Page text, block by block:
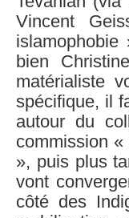
Vincent
bien
matérialiste
spécifique, il
autour du
commission «
», puis plus
vont
côté des